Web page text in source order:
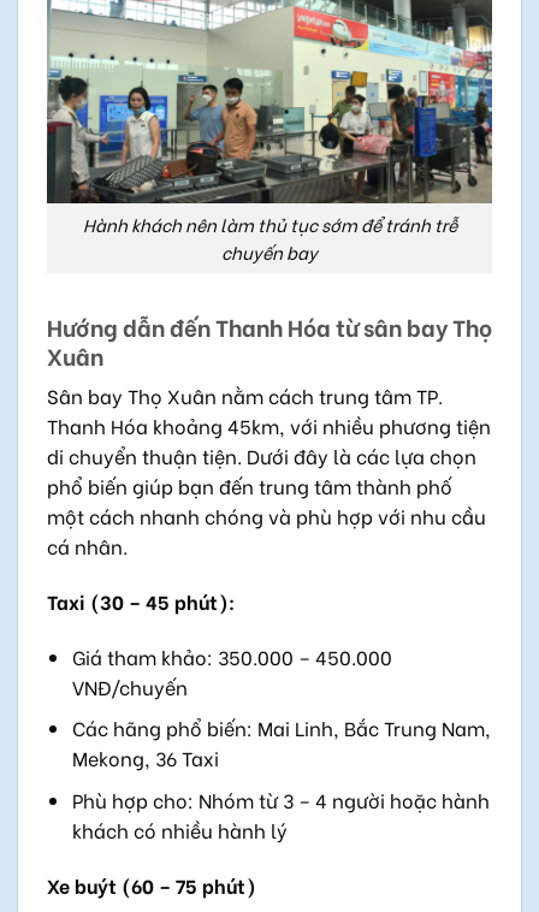
Hành khách nên làm thủ tục sớm để tránh trễ
chuyến bay
Hướng dẫn đến Thanh Hóa từ sân bay Thọ
Xuân
Sân bay Thọ Xuân nằm cách trung tâm TP.
Thanh Hóa khoảng 45km, với nhiều phương tiện
di chuyển thuận tiện. Dưới đây là các lựa chọn
phổ biến giúp bạn đến trung tâm thành phố
một cách nhanh chóng và phù hợp với nhu cầu
cá nhân.
Taxi (30 – 45 phút):
Giá tham khảo: 350.000 – 450.000
VNĐ/chuyến
Các hãng phổ biến: Mai Linh, Bắc Trung Nam,
Mekong, 36 Taxi
Phù hợp cho: Nhóm từ 3 – 4 người hoặc hành
khách có nhiều hành lý
Xe buýt (60 – 75 phút)